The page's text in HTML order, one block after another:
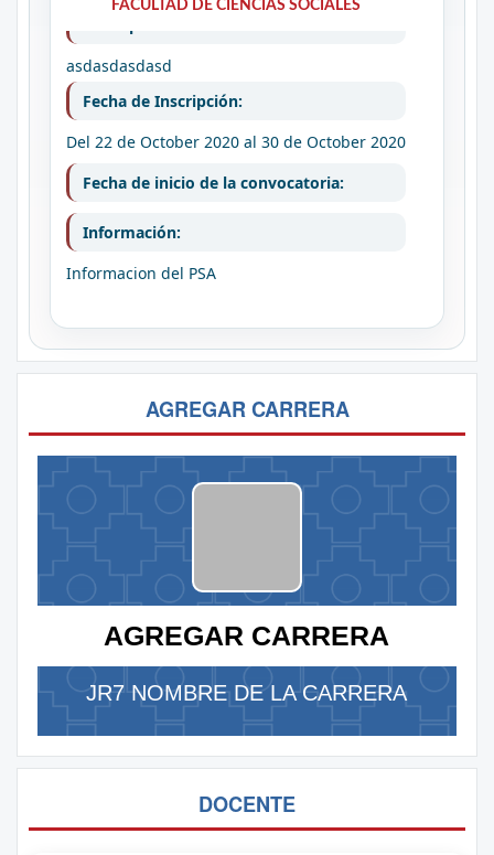
FACULTAD DE CIENCIAS SOCIALES
PRUEBA DE SUFICIENCIA ACADEMIA
asdasdasdasd
Fecha de Inscripción:
Del 22 de October 2020 al 30 de October 2020
Fecha de inicio de la convocatoria:
Información:
Informacion del PSA
AGREGAR CARRERA
AGREGAR CARRERA
JR7 NOMBRE DE LA CARRERA
DOCENTE